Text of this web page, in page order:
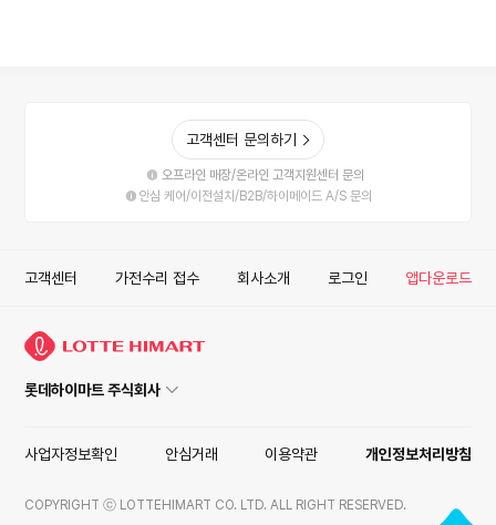
고객센터 문의하기
오프라인 매장/온라인 고객지원센터 문의
안심 케어/이전설치/B2B/하이메이드 A/S 문의
고객센터 가전수리 접수 회사소개 로그인 앱다운로드
롯데하이마트 주식회사
사업자정보확인 안심거래 이용약관 개인정보처리방침
COPYRIGHT ⓒ LOTTEHIMART CO. LTD. ALL RIGHT RESERVED.